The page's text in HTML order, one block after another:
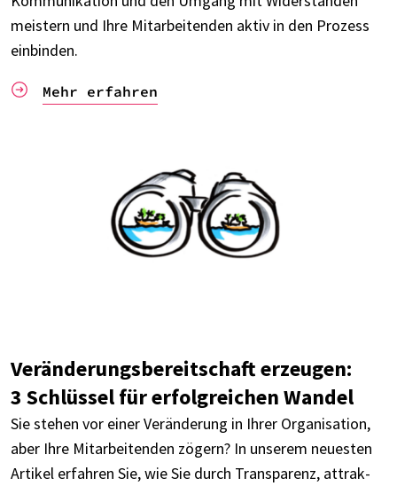
meis­tern und Ihre Mitar­bei­ten­den aktiv in den Prozess
einbin­den.
Mehr erfah­ren
Verän­de­rungs­be­reit­schaft erzeu­gen:
3 Schlüs­sel für erfolg­rei­chen Wandel
Sie stehen vor einer Verän­de­rung in Ihrer Orga­ni­sa­tion,
aber Ihre Mitar­bei­ten­den zögern? In unse­rem neues­ten
Arti­kel erfah­ren Sie, wie Sie durch Trans­pa­renz, attrak­